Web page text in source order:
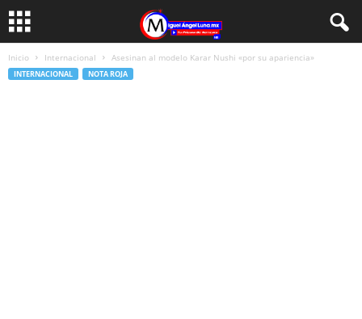
Inicio Internacional Asesinan al modelo Karar Nushi «por su apariencia»
INTERNACIONAL NOTA ROJA